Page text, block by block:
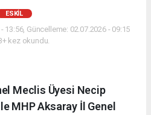
ESKİL
13:56, Güncelleme: 02.07.2026 - 09:15
kez okundu.
Meclis Üyesi Necip
MHP Aksaray İl Genel